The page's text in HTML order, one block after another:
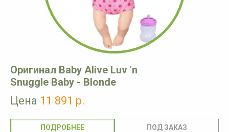
Оригинал Baby Alive Luv 'n
Snuggle Baby - Blonde
Цена 11 891 р.
ПОДРОБНЕЕ